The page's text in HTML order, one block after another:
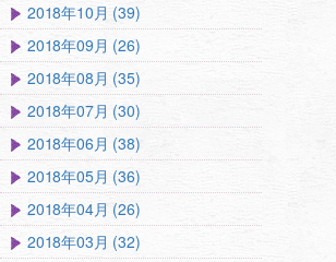
2018年10月 (39)
2018年09月 (26)
2018年08月 (35)
2018年07月 (30)
2018年06月 (38)
2018年05月 (36)
2018年04月 (26)
2018年03月 (32)